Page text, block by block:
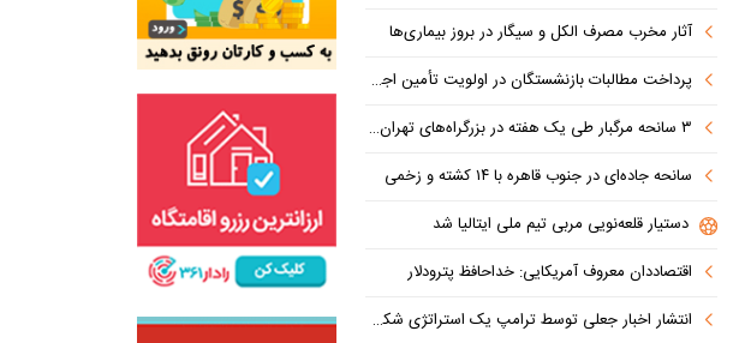
آثار مخرب مصرف الکل و سیگار در بروز بیماری‌ها
پرداخت مطالبات بازنشستگان در اولویت تأمین اجتماعی؛ پیگیری برای تأمین منابع ادامه دارد
۳ سانحه مرگبار طی یک هفته در بزرگراه‌های تهران؛ هشدار دوباره به رانندگان و عابران
سانحه جاده‌ای در جنوب قاهره با ۱۴ کشته و زخمی
دستیار قلعه‌نویی مربی تیم ملی ایتالیا شد
اقتصاددان معروف آمریکایی: خداحافظ پترودلار
انتشار اخبار جعلی توسط ترامپ یک استراتژی شکست خورده است